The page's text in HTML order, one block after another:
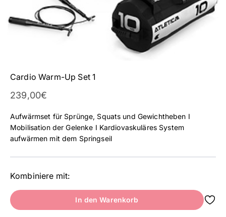
Cardio Warm-Up Set 1
Angebot
239,00€
Aufwärmset für Sprünge, Squats und Gewichtheben I
Mobilisation der Gelenke I Kardiovaskuläres System
aufwärmen mit dem Springseil
Kombiniere mit:
In den Warenkorb